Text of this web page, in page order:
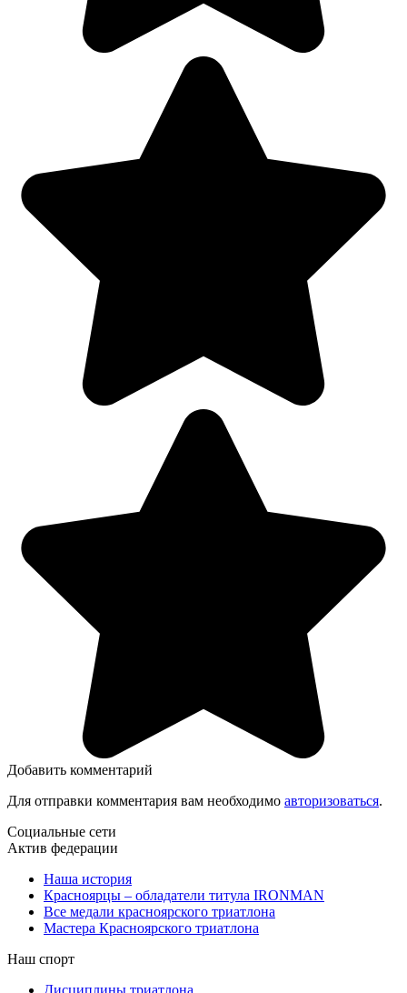
Добавить комментарий
Для отправки комментария вам необходимо авторизоваться.
Социальные сети
Актив федерации
Наша история
Красноярцы – обладатели титула IRONMAN
Все медали красноярского триатлона
Мастера Красноярского триатлона
Наш спорт
Дисциплины триатлона